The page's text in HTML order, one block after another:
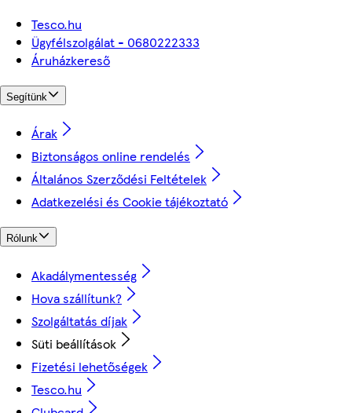
Tesco.hu
Ügyfélszolgálat - 0680222333
Áruházkereső
Segítünk
Árak
Biztonságos online rendelés
Általános Szerződési Feltételek
Adatkezelési és Cookie tájékoztató
Rólunk
Akadálymentesség
Hova szállítunk?
Szolgáltatás díjak
Süti beállítások
Fizetési lehetőségek
Tesco.hu